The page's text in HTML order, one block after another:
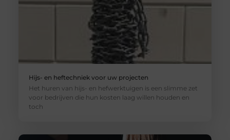
Hijs- en heftechniek voor uw projecten
Het huren van hijs- en hefwerktuigen is een slimme zet
voor bedrijven die hun kosten laag willen houden en
toch